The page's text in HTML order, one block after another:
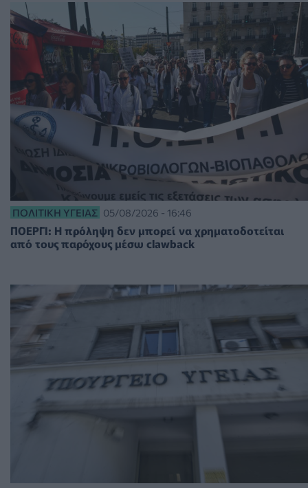
ΠΟΛΙΤΙΚΉ ΥΓΕΊΑΣ 05/08/2026 - 16:46
ΠΟΕΡΓΙ: Η πρόληψη δεν μπορεί να χρηματοδοτείται
από τους παρόχους μέσω clawback